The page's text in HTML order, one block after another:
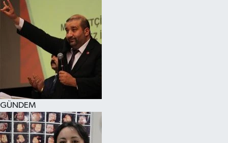
GÜNDEM
Trafik Durumu
Süper Lig Puan Durumu ve Fikstür
Tüm Manşetler
Son Dakika Haberleri
Haber Arşivi